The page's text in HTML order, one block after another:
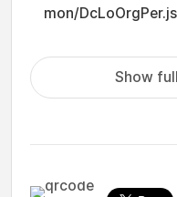
mon/
Show